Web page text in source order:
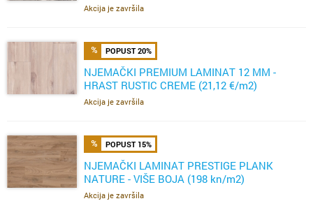
Akcija je završila
POPUST 20%
NJEMAČKI PREMIUM LAMINAT 12 MM -
HRAST RUSTIC CREME (21,12 €/m2)
Akcija je završila
POPUST 15%
NJEMAČKI LAMINAT PRESTIGE PLANK
NATURE - VIŠE BOJA (198 kn/m2)
Akcija je završila